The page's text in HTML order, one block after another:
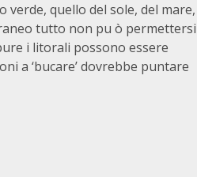
verde, quello del sole, del mare,
tutto non pu ò permettersi
i litorali possono essere
a ‘bucare’ dovrebbe puntare